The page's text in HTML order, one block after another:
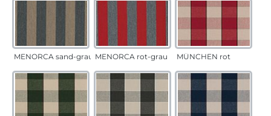
MENORCA sand-grau MENORCA rot-grau MÜNCHEN rot